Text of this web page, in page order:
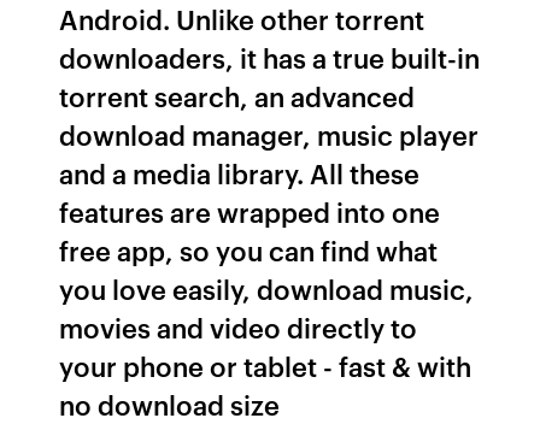
Android. Unlike other torrent
downloaders, it has a true built-in
torrent search, an advanced
download manager, music player
and a media library. All these
features are wrapped into one
free app, so you can find what
you love easily, download music,
movies and video directly to
your phone or tablet - fast & with
no download size